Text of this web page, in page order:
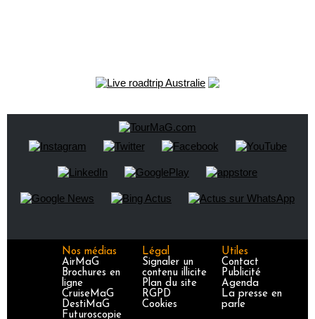
Nos médias
AirMaG
Brochures en
ligne
CruiseMaG
DestiMaG
Futuroscopie
Légal
Signaler un
contenu illicite
Plan du site
RGPD
Cookies
Utiles
Contact
Publicité
Agenda
La presse en
parle